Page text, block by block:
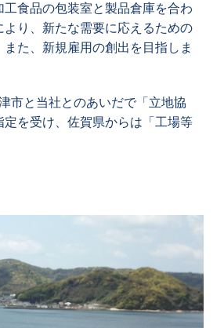
食品の包装室と製品倉庫を合わ
り、新たな需要に応えるための
た、新規雇用の創出を目指しま
市と当社とのあいだで「立地協
を受け、佐賀県からは「工場等